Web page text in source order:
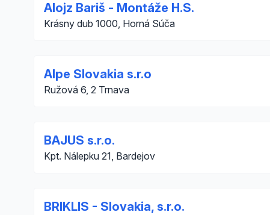
Alojz Bariš - Montáže H.S.
Krásny dub 1000, Horná Súča
Alpe Slovakia s.r.o
Ružová 6, 2 Trnava
BAJUS s.r.o.
Kpt. Nálepku 21, Bardejov
BRIKLIS - Slovakia, s.r.o.